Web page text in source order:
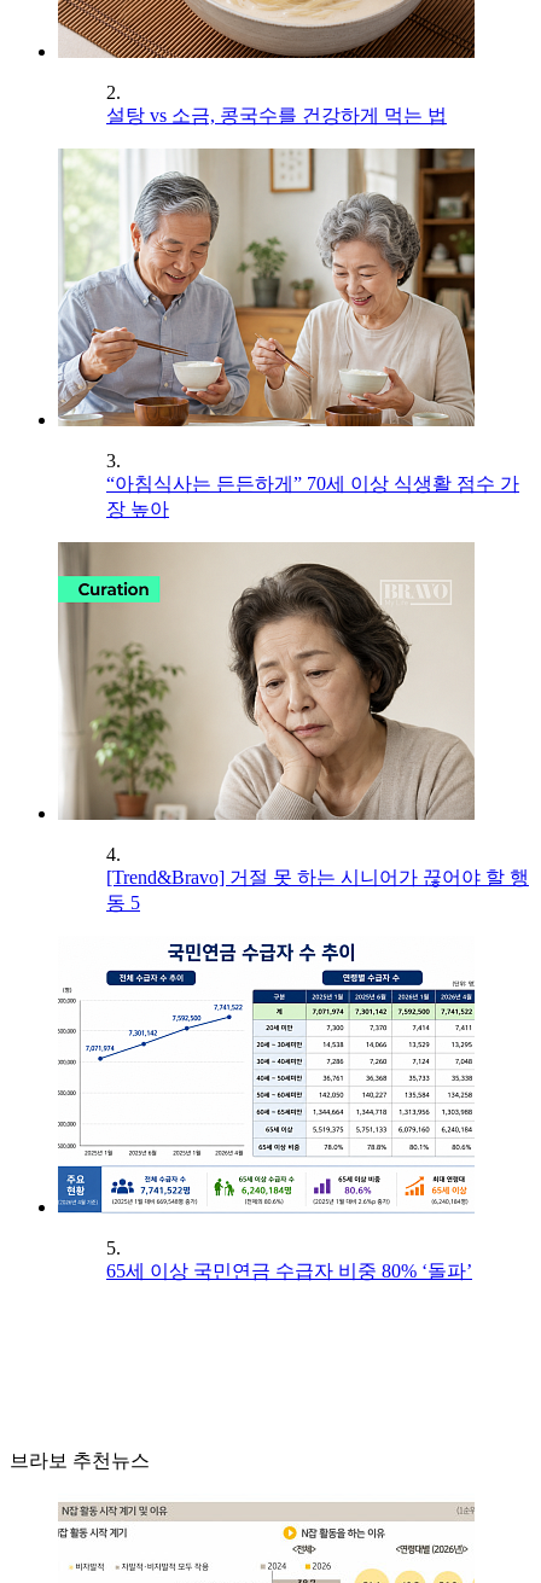
2.
설탕 vs 소금, 콩국수를 건강하게 먹는 법
3.
“아침식사는 든든하게” 70세 이상 식생활 점수 가
장 높아
4.
[Trend&Bravo] 거절 못 하는 시니어가 끊어야 할 행
동 5
5.
65세 이상 국민연금 수급자 비중 80% ‘돌파’
브라보 추천뉴스